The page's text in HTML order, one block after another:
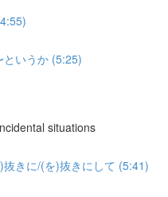
いうか (5:25)
situations
きに/(を)抜きにして (5:41)